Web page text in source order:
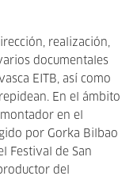
realización,
documentales
EITB, así como
En el ámbito
en el
por Gorka Bilbao
Festival de San
del